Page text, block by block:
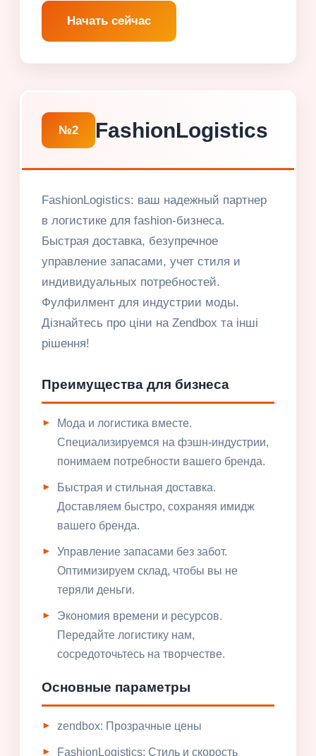
Начать сейчас
№2 FashionLogistics
FashionLogistics: ваш надежный партнер
в логистике для fashion-бизнеса.
Быстрая доставка, безупречное
управление запасами, учет стиля и
индивидуальных потребностей.
Фулфилмент для индустрии моды.
Дізнайтесь про ціни на Zendbox та інші
рішення!
Преимущества для бизнеса
Мода и логистика вместе.
Специализируемся на фэшн-индустрии,
понимаем потребности вашего бренда.
Быстрая и стильная доставка.
Доставляем быстро, сохраняя имидж
вашего бренда.
Управление запасами без забот.
Оптимизируем склад, чтобы вы не
теряли деньги.
Экономия времени и ресурсов.
Передайте логистику нам,
сосредоточьтесь на творчестве.
Основные параметры
zendbox: Прозрачные цены
FashionLogistics: Стиль и скорость